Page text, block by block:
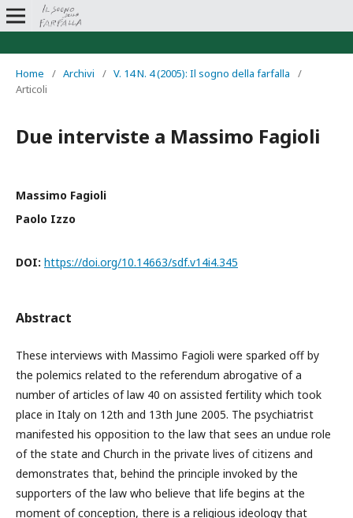
Home / Archivi / V. 14 N. 4 (2005): Il sogno della farfalla
/
Articoli
Due interviste a Massimo Fagioli
Massimo Fagioli
Paolo Izzo
DOI: https://doi.org/10.14663/sdf.v14i4.345
Abstract
These interviews with Massimo Fagioli were sparked off by
the polemics related to the referendum abrogative of a
number of articles of law 40 on assisted fertility which took
place in Italy on 12th and 13th June 2005. The psychiatrist
manifested his opposition to the law that sees an undue role
of the state and Church in the private lives of citizens and
demonstrates that, behind the principle invoked by the
supporters of the law who believe that life begins at the
moment of conception, there is a religious ideology that